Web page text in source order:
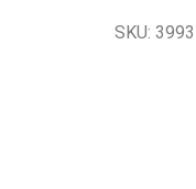
Way
SKU: 3993